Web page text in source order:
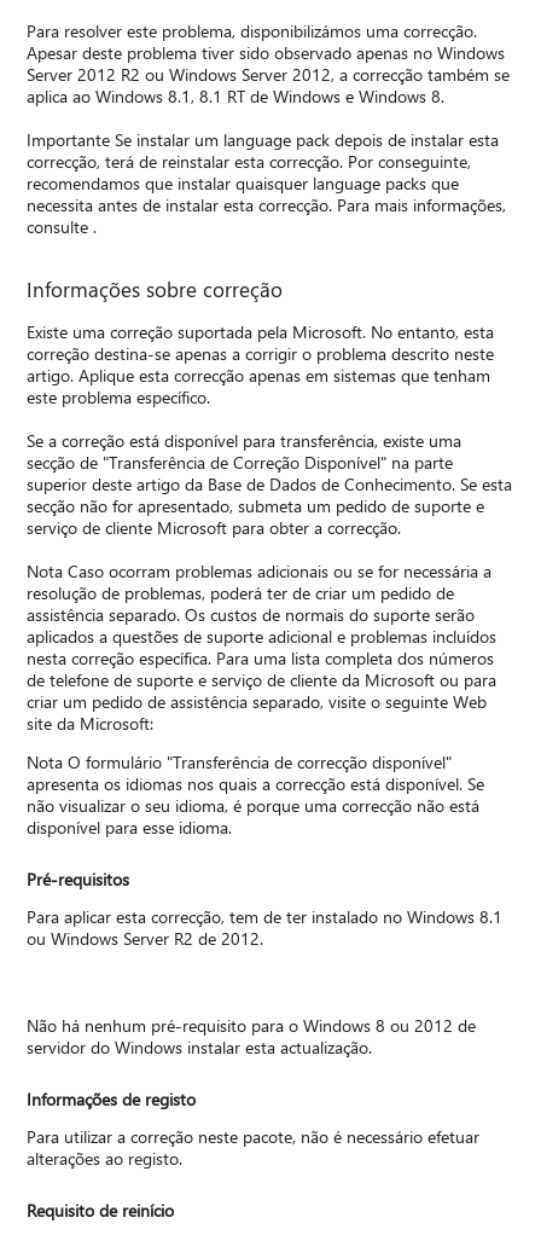
Para resolver este problema, disponibilizámos uma correcção.
Apesar deste problema tiver sido observado apenas no Windows
Server 2012 R2 ou Windows Server 2012, a correcção também se
aplica ao Windows 8.1, 8.1 RT de Windows e Windows 8.
Importante Se instalar um language pack depois de instalar esta
correcção, terá de reinstalar esta correcção. Por conseguinte,
recomendamos que instalar quaisquer language packs que
necessita antes de instalar esta correcção. Para mais informações,
consulte .
Informações sobre correção
Existe uma correção suportada pela Microsoft. No entanto, esta
correção destina-se apenas a corrigir o problema descrito neste
artigo. Aplique esta correcção apenas em sistemas que tenham
este problema específico.
Se a correção está disponível para transferência, existe uma
secção de "Transferência de Correção Disponível" na parte
superior deste artigo da Base de Dados de Conhecimento. Se esta
secção não for apresentado, submeta um pedido de suporte e
serviço de cliente Microsoft para obter a correcção.
Nota Caso ocorram problemas adicionais ou se for necessária a
resolução de problemas, poderá ter de criar um pedido de
assistência separado. Os custos de normais do suporte serão
aplicados a questões de suporte adicional e problemas incluídos
nesta correção específica. Para uma lista completa dos números
de telefone de suporte e serviço de cliente da Microsoft ou para
criar um pedido de assistência separado, visite o seguinte Web
site da Microsoft:
Nota O formulário "Transferência de correcção disponível"
apresenta os idiomas nos quais a correcção está disponível. Se
não visualizar o seu idioma, é porque uma correcção não está
disponível para esse idioma.
Pré-requisitos
Para aplicar esta correcção, tem de ter instalado no Windows 8.1
ou Windows Server R2 de 2012.
Não há nenhum pré-requisito para o Windows 8 ou 2012 de
servidor do Windows instalar esta actualização.
Informações de registo
Para utilizar a correção neste pacote, não é necessário efetuar
alterações ao registo.
Requisito de reinício